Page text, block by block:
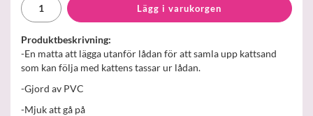
Lägg i varukorgen
Produktbeskrivning:
-En matta att lägga utanför lådan för att samla upp kattsand
som kan följa med kattens tassar ur lådan.
-Gjord av PVC
-Mjuk att gå på